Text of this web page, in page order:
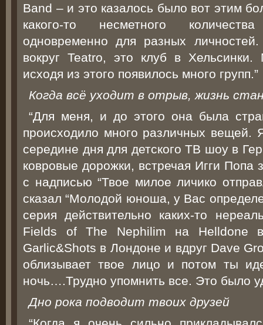
Band – и это казалось было вот этим
какого-то несметного
одновременно для разных
вокруг Teatro, это клуб в
исходя из этого появилось много групп.”
Когда всё уходит в отрыв, жизнь
“Для меня, и до этого она была
происходило много различных
середине дня для детского ТВ шоу в
ковровые дорожки, встречая Игги Попа
с надписью “Твое милое личико
сказал “Молодой юноша, у Вас
серия действительно каких-то
Fields of The Nephilim на Helldone
Garlic&Shots в Лондоне и вдруг Dave
облизывает твое лицо и потом ты
ночь….Трудно упомнить все. Это было
Дно рока подводит твоих друзей